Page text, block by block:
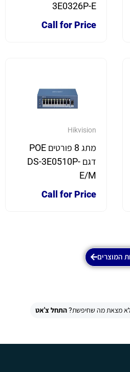
3E0326P-E
Call for Price
Hikvision
מתג 8 פורטים POE
דגם DS-3E0510P-
E/M
Call for Price
המוצרים
מצאת מה שחיפשת?התחל צ'אט